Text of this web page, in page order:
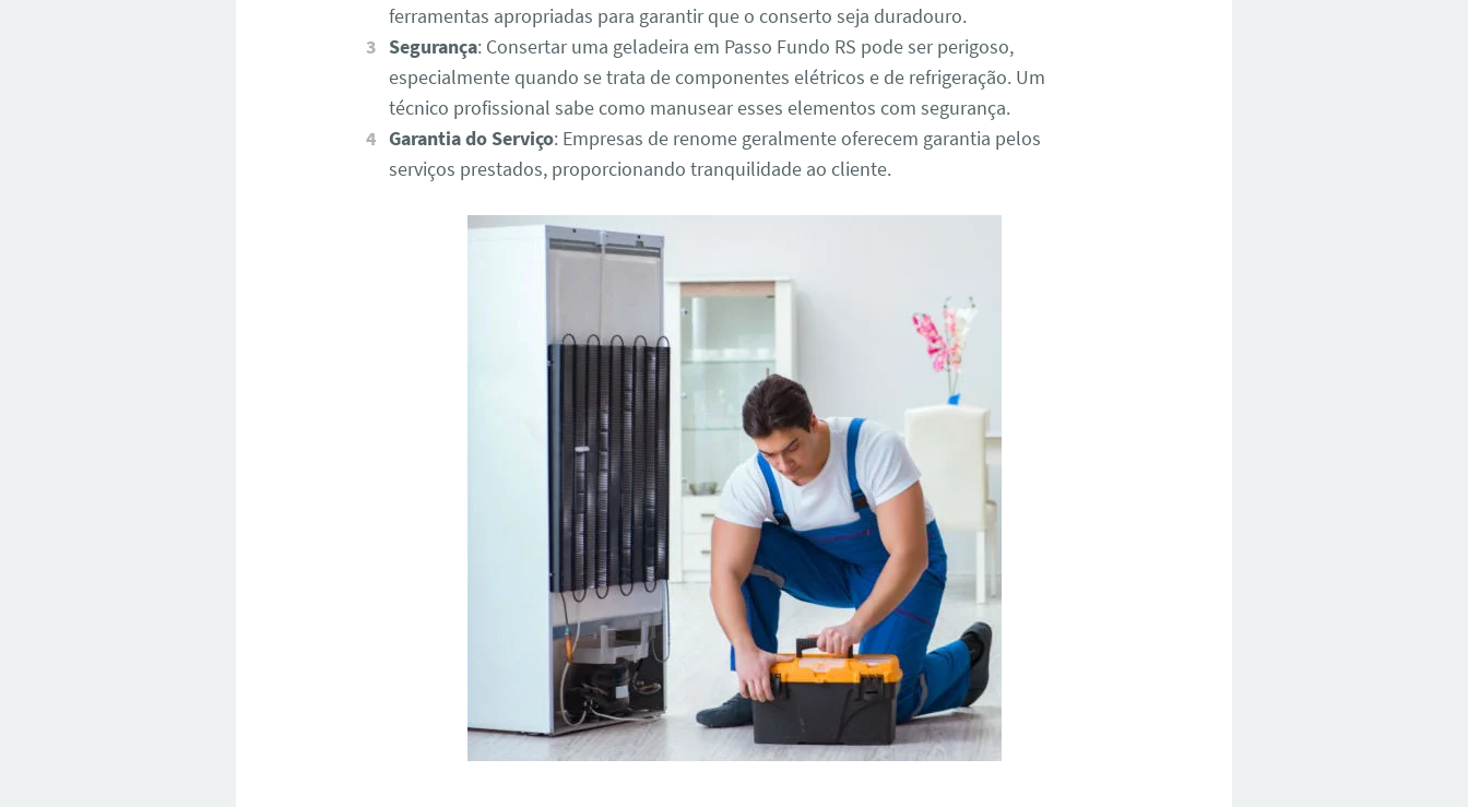
ferramentas apropriadas para garantir que o conserto seja duradouro.
Segurança: Consertar uma geladeira em Passo Fundo RS pode ser perigoso,
especialmente quando se trata de componentes elétricos e de refrigeração. Um
técnico profissional sabe como manusear esses elementos com segurança.
Garantia do Serviço: Empresas de renome geralmente oferecem garantia pelos
serviços prestados, proporcionando tranquilidade ao cliente.